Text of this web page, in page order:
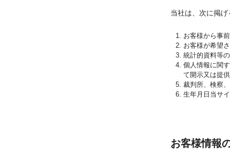
当社は、次に掲
お客様から事
お客様が希望
統計的資料等
個人情報に関
て開示又は提
裁判所、検察
生年月日当サ
お客様情報